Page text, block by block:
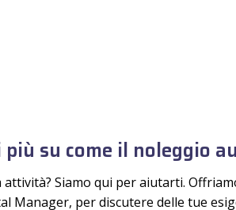
su come il noleggio
Siamo qui per aiutarti.
Manager, per discutere delle tue